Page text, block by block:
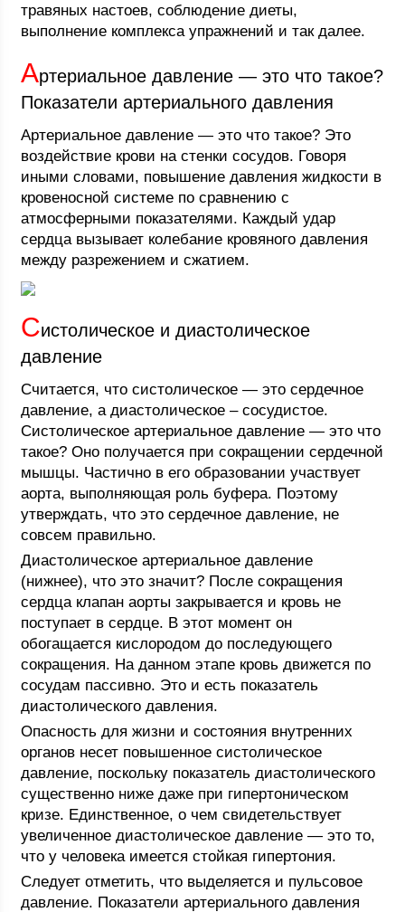
травяных настоев, соблюдение диеты,
выполнение комплекса упражнений и так далее.
Артериальное давление — это что такое?
Показатели артериального давления
Артериальное давление — это что такое? Это
воздействие крови на стенки сосудов. Говоря
иными словами, повышение давления жидкости в
кровеносной системе по сравнению с
атмосферными показателями. Каждый удар
сердца вызывает колебание кровяного давления
между разрежением и сжатием.
Систолическое и диастолическое
давление
Считается, что систолическое — это сердечное
давление, а диастолическое – сосудистое.
Систолическое артериальное давление — это что
такое? Оно получается при сокращении сердечной
мышцы. Частично в его образовании участвует
аорта, выполняющая роль буфера. Поэтому
утверждать, что это сердечное давление, не
совсем правильно.
Диастолическое артериальное давление
(нижнее), что это значит? После сокращения
сердца клапан аорты закрывается и кровь не
поступает в сердце. В этот момент он
обогащается кислородом до последующего
сокращения. На данном этапе кровь движется по
сосудам пассивно. Это и есть показатель
диастолического давления.
Опасность для жизни и состояния внутренних
органов несет повышенное систолическое
давление, поскольку показатель диастолического
существенно ниже даже при гипертоническом
кризе. Единственное, о чем свидетельствует
увеличенное диастолическое давление — это то,
что у человека имеется стойкая гипертония.
Следует отметить, что выделяется и пульсовое
давление. Показатели артериального давления